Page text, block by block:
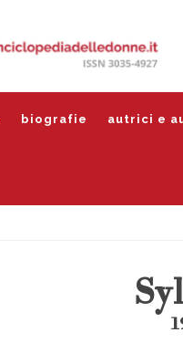
biografie autrici e